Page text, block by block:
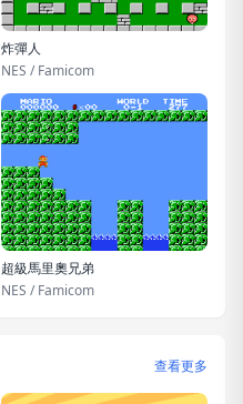
炸彈人
NES / Famicom
超級馬里奧兄弟
NES / Famicom
查看更多